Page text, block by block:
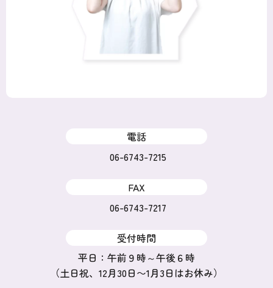
電話
06-6743-7215
FAX
06-6743-7217
受付時間
平日：午前９時～午後６時
（土日祝、12月30日〜1月3日はお休み）